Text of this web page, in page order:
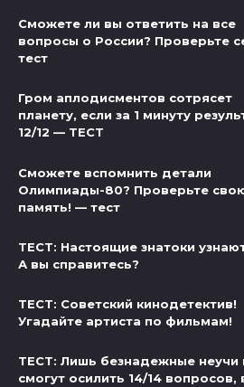
Сможете ли вы ответить на все
вопросы о России? Проверьте
тест
Гром аплодисментов сотрясет
планету, если за 1 минуту
12/12 — ТЕСТ
Сможете вспомнить детали
Олимпиады-80? Проверьте
память! — тест
ТЕСТ: Настоящие знатоки
А вы справитесь?
ТЕСТ: Советский кинодетектив!
Угадайте артиста по фильмам!
ТЕСТ: Лишь безнадежные неучи
смогут осилить 14/14 вопросов,